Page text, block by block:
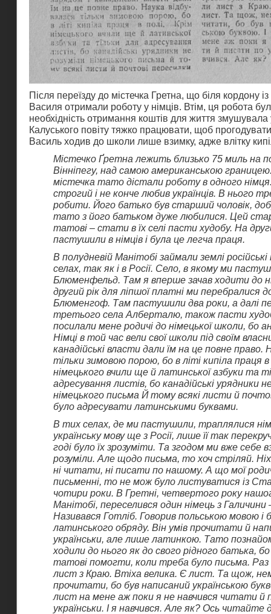
Після переїзду до містечка Гретна, що біля кордону
Василя отримали роботу у німців. Втім, ця робота
необхідність отримання коштів для життя змушувала
Калуського повіту тяжко працювати, щоб
Василь ходив до школи лише взимку, адже влітку
Містечко Ґретна лежить близько 75 миль на
Вінніпегу, над самою американською
містечка тато дістали роботу в одного
строгий і не конче любив українців. В нього
робити. Його батько був старший чоловік,
тато з його батьком дуже любилися. Цей
татові – стати в їх селі пасти худобу. На
пастушили в німців і була це легча праця.
В полудневій Манітобі займали землі російські
селах, так як і в Росії. Село, в якому ми
Блюменфельд. Там я вперше зачав ходити до
другий рік для ліпшої платні ми перебралися
Блюменгоф. Там пастушили два роки, а далі
третього села Алберталю, також пасти
посилали мене родичі до німецької школи, бо
Німці в той час вели свої школи під своїм
канадійські власти дали їм на це повне право.
тільки зимовою порою, бо в літі кипіла праця в
німецького вчили ще й латинської азбуки та
адресування листів, бо канадійські урядники
німецького письма Й тому всякі листи й
було адресувати латинськими буквами.
В тих селах, де ми пастушили, траплялися
українську мову ще з Росії, лише її так
годі було їх зрозуміти. Та згодом ми вже себе
розуміли. Але щодо письма, то хоч стріляй.
ні читати, ні писати по нашому. А що мої
письменні, то не мож було листуватися із
чотири роки. В Гретні, четвертого року
Манітобі, переселився один німець з
Називався Готліб. Говорив польською мовою і
латинського обряду. Він умів прочитати й
українськи, але лише латинкою. Тато
ходили до нього як до свого рідного батька, бо
татові помогти, коли треба було письма.
лист з Краю. Втіха велика. Є лист. Та щож,
прочитати, бо був написаний українською
лист на мене аж поки я не навчився читати й
українськи. І я навчився. Але як? Ось читайте